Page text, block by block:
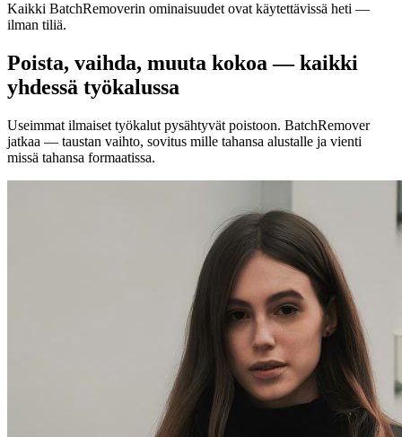
Kaikki BatchRemoverin ominaisuudet ovat käytettävissä heti —
ilman tiliä.
Poista, vaihda, muuta kokoa — kaikki
yhdessä työkalussa
Useimmat ilmaiset työkalut pysähtyvät poistoon. BatchRemover
jatkaa — taustan vaihto, sovitus mille tahansa alustalle ja vienti
missä tahansa formaatissa.